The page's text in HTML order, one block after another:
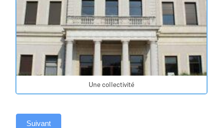
Une collectivité
Suivant